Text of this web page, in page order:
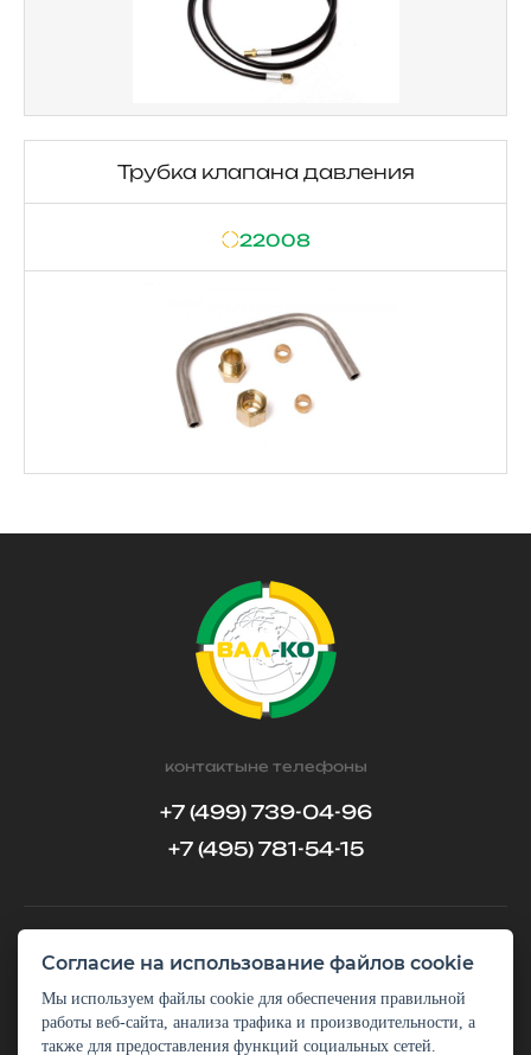
Трубка клапана давления
22008
контактыне телефоны
+7 (499) 739-04-96
+7 (495) 781-54-15
обратный звонок задать вопрос
Согласие на использование файлов cookie
Мы используем файлы cookie для обеспечения правильной
работы веб-сайта, анализа трафика и производительности, а
также для предоставления функций социальных сетей.